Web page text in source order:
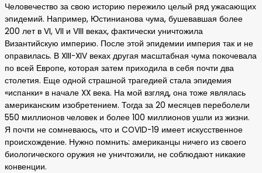
Человечество за свою историю пережило целый ряд ужасающих
эпидемий. Например, Юстинианова чума, бушевавшая более
200 лет в VI, VII и VIII веках, фактически уничтожила
Византийскую империю. После этой эпидемии империя так и не
оправилась. В XIII-XIV веках другая масштабная чума покочевала
по всей Европе, которая затем приходила в себя почти два
столетия. Еще одной страшной трагедией стала эпидемия
«испанки» в начале XX века. На мой взгляд, она тоже являлась
американским изобретением. Тогда за 20 месяцев переболели
550 миллионов человек и более 100 миллионов ушли из жизни.
Я почти не сомневаюсь, что и COVID-19 имеет искусственное
происхождение. Нужно помнить: американцы ничего из своего
биологического оружия не уничтожили, не соблюдают никакие
конвенции.